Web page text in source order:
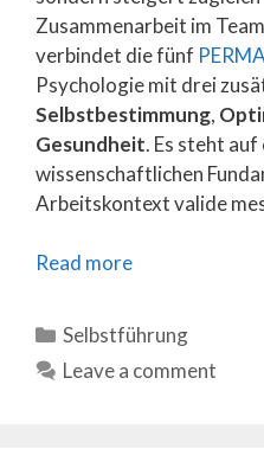
Zusammenarbeit im
verbindet die fünf PERMA
Psychologie mit drei
Selbstbestimmung,
Gesundheit. Es steht
wissenschaftlichen
Arbeitskontext valide
Read more
Categories
Selbstführung
Leave a comment